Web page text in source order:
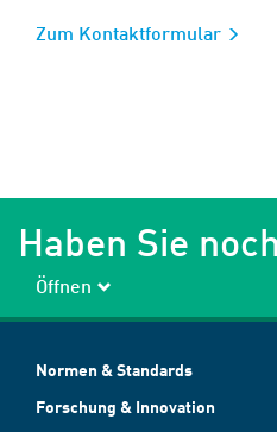
Zum Kontaktformular
Haben Sie
Öffnen
Normen & Standards
Forschung & Innovation